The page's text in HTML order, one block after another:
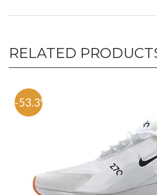
RELATED
-53.3%